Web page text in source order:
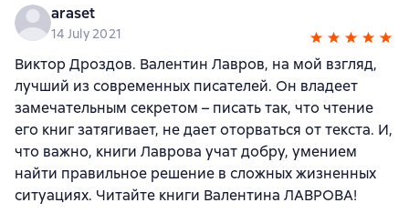
araset
14 July 2021
Виктор Дроздов. Валентин Лавров, на мой взгляд,
лучший из современных писателей. Он владеет
замечательным секретом – писать так, что чтение
его книг затягивает, не дает оторваться от текста. И,
что важно, книги Лаврова учат добру, умением
найти правильное решение в сложных жизненных
ситуациях. Читайте книги Валентина ЛАВРОВА!